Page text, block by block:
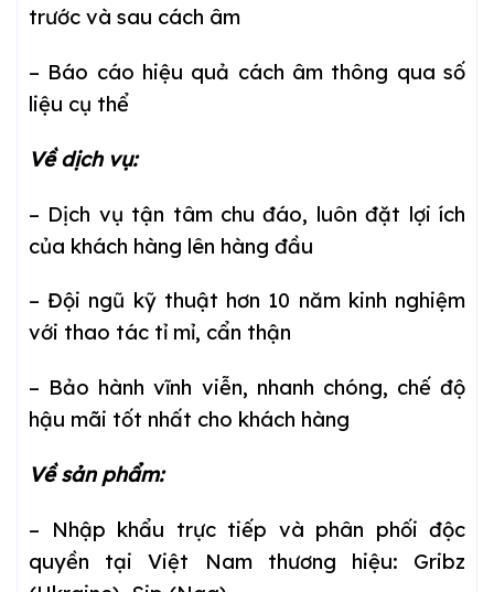
trước và sau cách âm
– Báo cáo hiệu quả cách âm thông qua số
liệu cụ thể
Về dịch vụ:
– Dịch vụ tận tâm chu đáo, luôn đặt lợi ích
của khách hàng lên hàng đầu
– Đội ngũ kỹ thuật hơn 10 năm kinh nghiệm
với thao tác tỉ mỉ, cẩn thận
– Bảo hành vĩnh viễn, nhanh chóng, chế độ
hậu mãi tốt nhất cho khách hàng
Về sản phẩm:
– Nhập khẩu trực tiếp và phân phối độc
quyền tại Việt Nam thương hiệu: Gribz